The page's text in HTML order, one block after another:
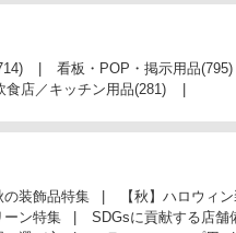
看板・POP・掲示用品(795)
食店／キッチン用品(281)
の装飾品特集 【秋】ハロウィ
ーン特集 SDGsに貢献する店舗